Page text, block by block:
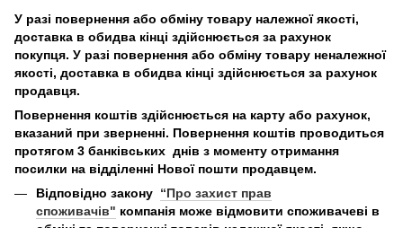
У разі повернення або обміну товару належної якості,
доставка в обидва кінці здійснюється за рахунок
покупця. У разі повернення або обміну товару неналежної
якості, доставка в обидва кінці здійснюється за рахунок
продавця.
Повернення коштів здійснюється на карту або рахунок,
вказаний при зверненні. Повернення коштів проводиться
протягом 3 банківських днів з моменту отримання
посилки на відділенні Нової пошти продавцем.
Відповідно закону “Про захист прав
споживачів" компанія може відмовити споживачеві в